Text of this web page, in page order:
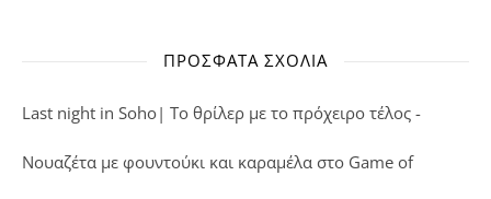
ΠΡΌΣΦΑΤΑ ΣΧΌΛΙΑ
Last night in Soho| Το θρίλερ με το πρόχειρο τέλος -
Νουαζέτα με φουντούκι και καραμέλα στο Game of